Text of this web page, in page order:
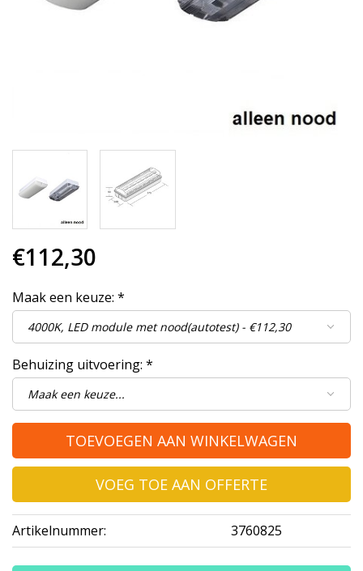
€112,30
Maak een keuze: *
Behuizing uitvoering: *
TOEVOEGEN AAN WINKELWAGEN
VOEG TOE AAN OFFERTE
Artikelnummer: 3760825